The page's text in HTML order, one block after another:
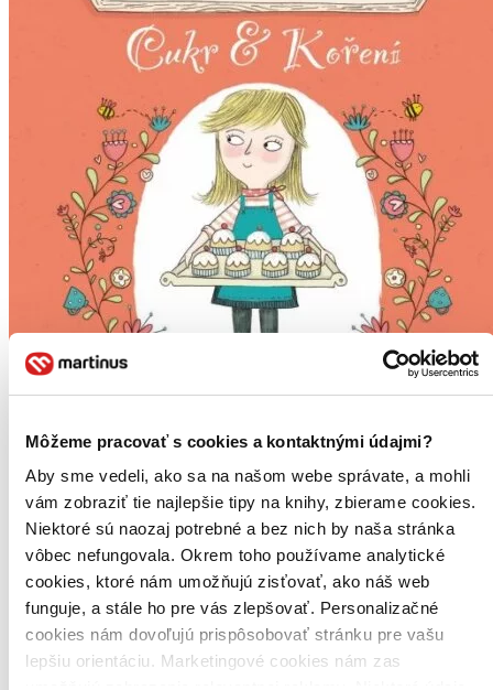
Môžeme pracovať s cookies a kontaktnými údajmi?
Aby sme vedeli, ako sa na našom webe správate, a mohli
vám zobraziť tie najlepšie tipy na knihy, zbierame cookies.
Niektoré sú naozaj potrebné a bez nich by naša stránka
vôbec nefungovala. Okrem toho používame analytické
cookies, ktoré nám umožňujú zisťovať, ako náš web
funguje, a stále ho pre vás zlepšovať. Personalizačné
cookies nám dovoľujú prispôsobovať stránku pre vašu
lepšiu orientáciu. Marketingové cookies nám zas
Přátelství plné koláčů
CZ
Cukr & Koření
Linda Chapman